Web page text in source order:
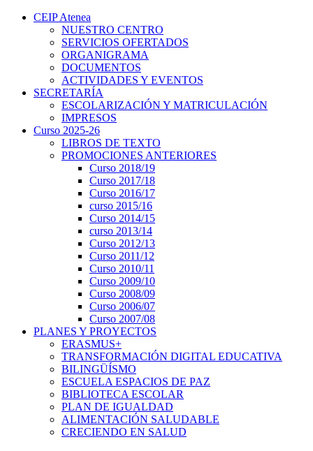
CEIP Atenea
NUESTRO CENTRO
SERVICIOS OFERTADOS
ORGANIGRAMA
DOCUMENTOS
ACTIVIDADES Y EVENTOS
SECRETARÍA
ESCOLARIZACIÓN Y MATRICULACIÓN
IMPRESOS
Curso 2025-26
LIBROS DE TEXTO
PROMOCIONES ANTERIORES
Curso 2018/19
Curso 2017/18
Curso 2016/17
curso 2015/16
Curso 2014/15
curso 2013/14
Curso 2012/13
Curso 2011/12
Curso 2010/11
Curso 2009/10
Curso 2008/09
Curso 2006/07
Curso 2007/08
PLANES Y PROYECTOS
ERASMUS+
TRANSFORMACIÓN DIGITAL EDUCATIVA
BILINGÜÍSMO
ESCUELA ESPACIOS DE PAZ
BIBLIOTECA ESCOLAR
PLAN DE IGUALDAD
ALIMENTACIÓN SALUDABLE
CRECIENDO EN SALUD